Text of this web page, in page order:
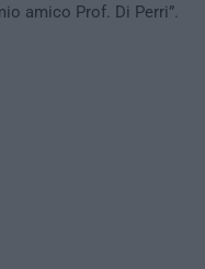
amico Prof. Di Perri”.